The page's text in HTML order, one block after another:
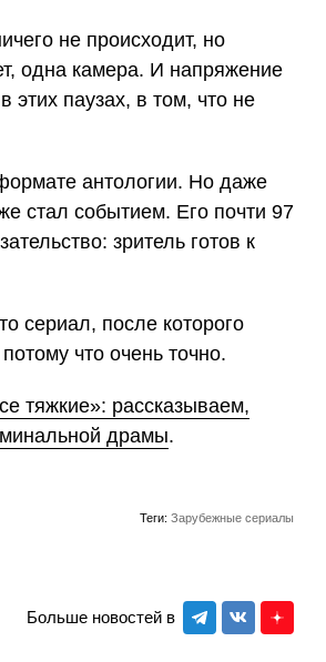
не происходит, но
одна камера. И напряжение
этих паузах, в том, что не
антологии. Но даже
стал событием. Его почти 97
зритель готов к
сериал, после которого
что очень точно.
тяжкие»: рассказываем,
драмы.
Теги: Зарубежные сериалы
Больше новостей в